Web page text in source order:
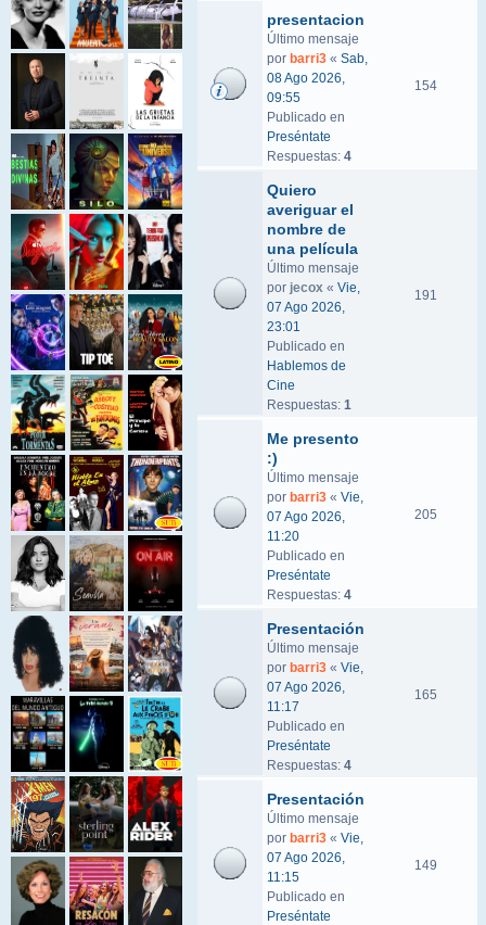
presentacion
Último mensaje
por barri3 « Sab,
08 Ago 2026,
09:55
Publicado en
Preséntate
Respuestas: 4
154
Quiero
averiguar el
nombre de
una película
Último mensaje
por jecox « Vie,
07 Ago 2026,
23:01
Publicado en
Hablemos de
Cine
Respuestas: 1
191
Me presento
:)
Último mensaje
por barri3 « Vie,
07 Ago 2026,
11:20
Publicado en
Preséntate
Respuestas: 4
205
Presentación
Último mensaje
por barri3 « Vie,
07 Ago 2026,
11:17
Publicado en
Preséntate
Respuestas: 4
165
Presentación
Último mensaje
por barri3 « Vie,
07 Ago 2026,
11:15
Publicado en
Preséntate
149